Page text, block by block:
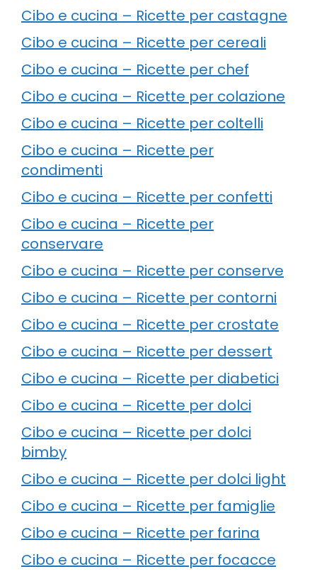
Cibo e cucina – Ricette per castagne
Cibo e cucina – Ricette per cereali
Cibo e cucina – Ricette per chef
Cibo e cucina – Ricette per colazione
Cibo e cucina – Ricette per coltelli
Cibo e cucina – Ricette per
condimenti
Cibo e cucina – Ricette per confetti
Cibo e cucina – Ricette per
conservare
Cibo e cucina – Ricette per conserve
Cibo e cucina – Ricette per contorni
Cibo e cucina – Ricette per crostate
Cibo e cucina – Ricette per dessert
Cibo e cucina – Ricette per diabetici
Cibo e cucina – Ricette per dolci
Cibo e cucina – Ricette per dolci
bimby
Cibo e cucina – Ricette per dolci light
Cibo e cucina – Ricette per famiglie
Cibo e cucina – Ricette per farina
Cibo e cucina – Ricette per focacce